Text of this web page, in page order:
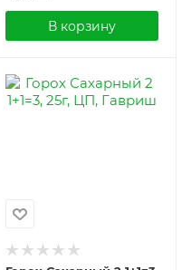
В корзину